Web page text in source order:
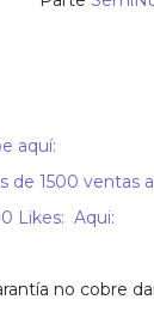
aquí:
de 1500 ventas
Likes: Aqui:
no cobre